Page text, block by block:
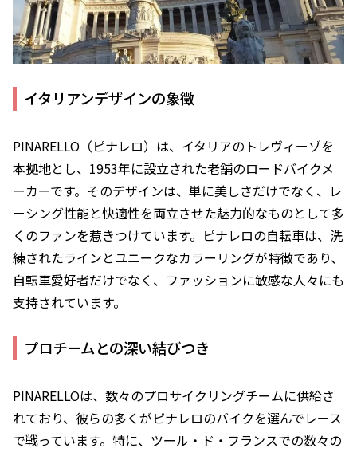
イタリアンデザインの象徴
PINARELLO（ピナレロ）は、イタリアのトレヴィーゾを
本拠地とし、1953年に設立された老舗のロードバイクメ
ーカーです。そのデザインは、単に美しさだけでなく、レ
ーシング性能と快適性を両立させた魅力的なものとして多
くのファンを惹きつけています。ピナレロの自転車は、洗
練されたラインとユニークなカラーリングが特徴であり、
自転車愛好者だけでなく、ファッションに敏感な人々にも
支持されています。
プロチームとの深い結びつき
PINARELLOは、数々のプロサイクリングチームに供給さ
れており、彼らの多くがピナレロのバイクを選んでレース
で戦っています。特に、ツール・ド・フランスでの数々の